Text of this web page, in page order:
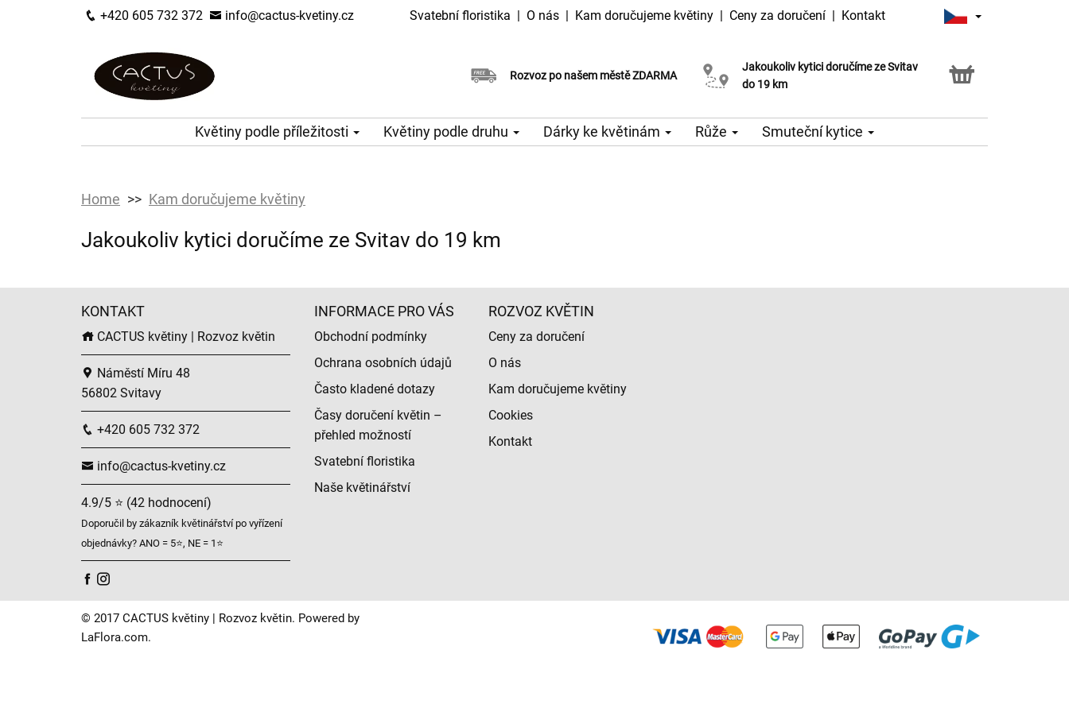
+420 605 732 372 info@cactus-kvetiny.cz Svatební floristika | O nás | Kam doručujeme květiny | Ceny za doručení | Kontakt
Rozvoz po našem městě ZDARMA
Doručujeme již v den objednávky
Možný výběr času a dne doručení
Jakoukoliv kytici doručíme ze Svitav
do 19 km
Možnost vyzvednout v naší květince
Květiny podle příležitosti Květiny podle druhu Dárky ke květinám Růže Smuteční kytice
Home Kam doručujeme květiny
Jakoukoliv kytici doručíme ze Svitav do 19 km
KONTAKT
CACTUS květiny | Rozvoz květin
Náměstí Míru 48
56802 Svitavy
+420 605 732 372
info@cactus-kvetiny.cz
4.9/5 ⭐ (42 hodnocení)
Doporučil by zákazník květinářství po vyřízení
objednávky? ANO = 5⭐, NE = 1⭐
INFORMACE PRO VÁS
Obchodní podmínky
Ochrana osobních údajů
Často kladené dotazy
Časy doručení květin –
přehled možností
Svatební floristika
Naše květinářství
ROZVOZ KVĚTIN
Ceny za doručení
O nás
Kam doručujeme květiny
Cookies
Kontakt
© 2017 CACTUS květiny | Rozvoz květin. Powered by
LaFlora.com.